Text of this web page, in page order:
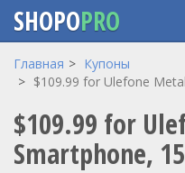
Перейти
содержанию
SHOPOPRO
Главная
Купоны
$109.99 for Ulefone
$109.99 for
Smartphone,